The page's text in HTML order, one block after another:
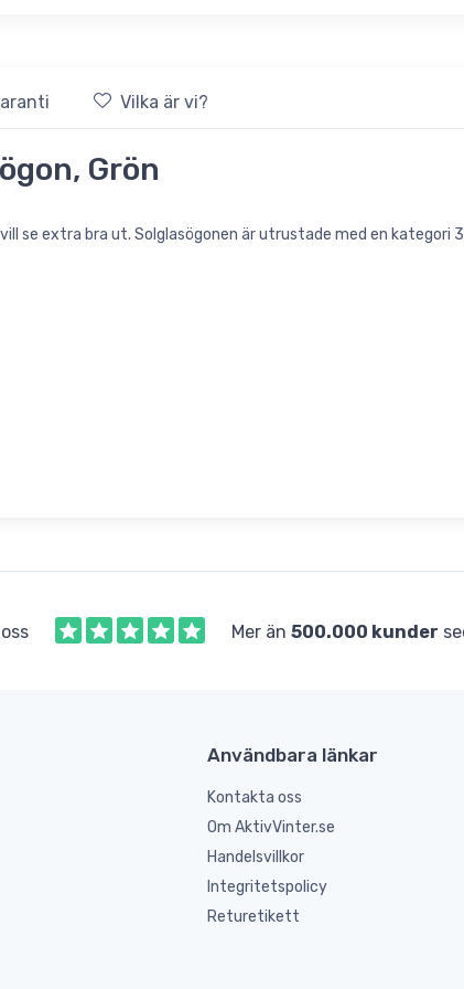
Vilka är vi?
Grön
se extra bra ut. Solglasögonen är utrustade med en kategori
oss Mer än 500.000 kunder
Användbara länkar
Kontakta oss
Om AktivVinter.se
Handelsvillkor
Integritetspolicy
Returetikett